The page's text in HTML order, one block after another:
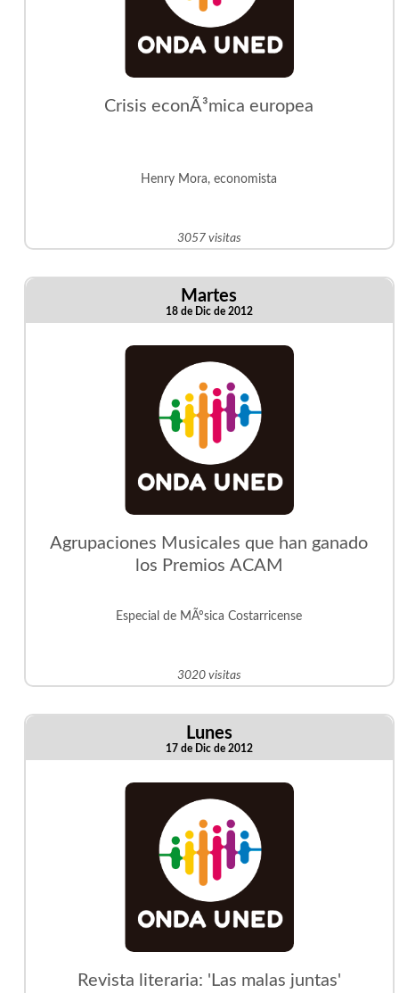
Crisis econÃ³mica europea
Henry Mora, economista
3057 visitas
Martes
18 de Dic de 2012
Agrupaciones Musicales que han ganado
los Premios ACAM
Especial de MÃºsica Costarricense
3020 visitas
Lunes
17 de Dic de 2012
Revista literaria: 'Las malas juntas'